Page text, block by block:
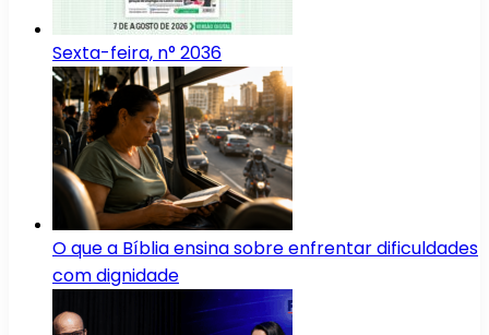
Sexta-feira, n° 2036
O que a Bíblia ensina sobre enfrentar dificuldades
com dignidade